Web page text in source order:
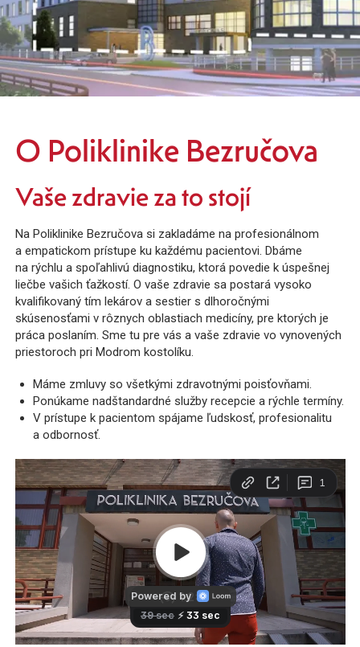
O Poliklinike Bezručova
Vaše zdravieza to stojí
Na Poliklinike Bezručova si zakladáme na profesionálnom
a empatickom prístupe ku každému pacientovi. Dbáme
na rýchlu a spoľahlivú diagnostiku, ktorá povedie k úspešnej
liečbe vašich ťažkostí. O vaše zdravie sa postará vysoko
kvalifikovaný tím lekárov a sestier s dlhoročnými
skúsenosťami v rôznych oblastiach medicíny, pre ktorých je
práca poslaním. Sme tu pre vás a vaše zdravie vo vynovených
priestoroch pri Modrom kostolíku.
Máme zmluvy so všetkými zdravotnými poisťovňami.
Ponúkame nadštandardné služby recepcie a rýchle termíny.
V prístupe k pacientom spájame ľudskosť, profesionalitu
a odbornosť.